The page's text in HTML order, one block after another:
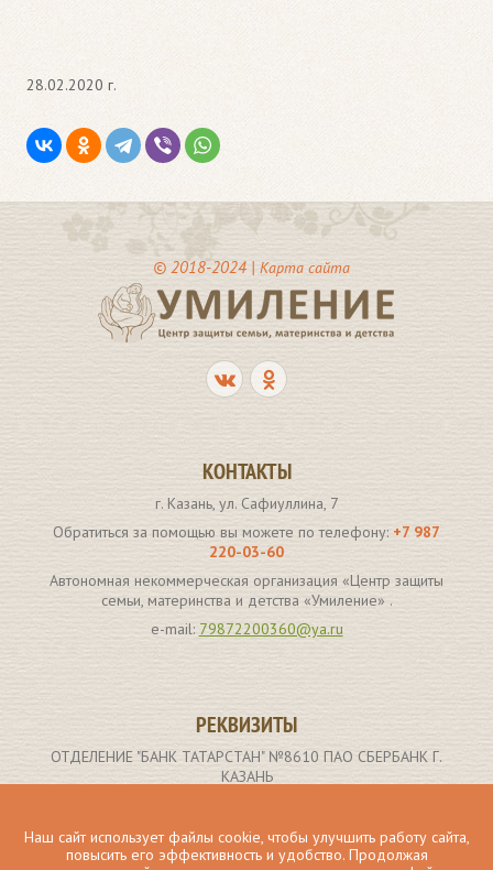
28.02.2020 г.
© 2018-2024 | Карта сайта
КОНТАКТЫ
г. Казань, ул. Сафиуллина, 7
Обратиться за помощью вы можете по телефону: +7 987
220-03-60
Автономная некоммерческая организация «Центр защиты
семьи, материнства и детства «Умиление» .
e-mail: 79872200360@ya.ru
РЕКВИЗИТЫ
ОТДЕЛЕНИЕ "БАНК ТАТАРСТАН" №8610 ПАО СБЕРБАНК Г.
КАЗАНЬ
ИНН получателя: 1659173261
БИК 049205603
Наш сайт использует файлы cookie, чтобы улучшить работу сайта,
повысить его эффективность и удобство. Продолжая